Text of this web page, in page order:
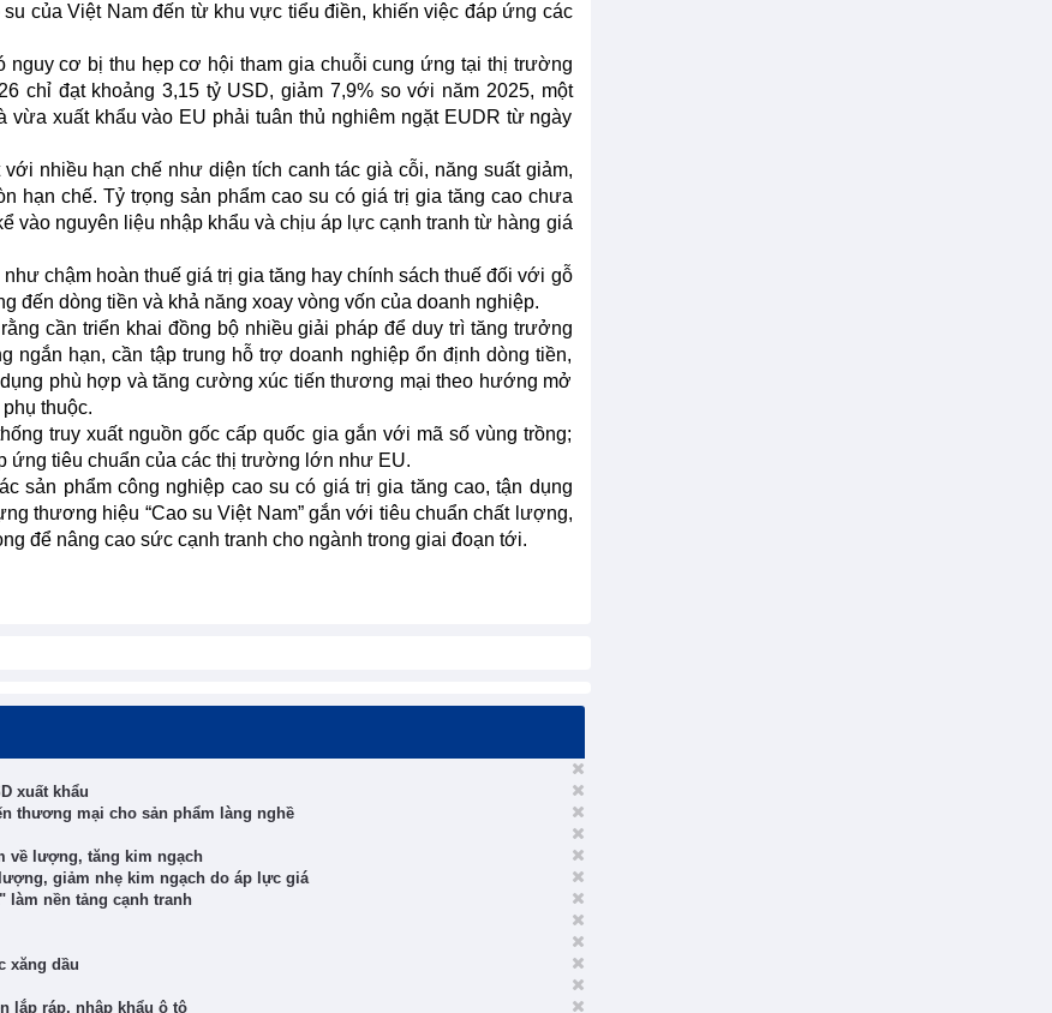
của Việt Nam đến từ khu vực tiểu điền, khiến việc đáp ứng các
nguy cơ bị thu hẹp cơ hội tham gia chuỗi cung ứng tại thị trường
chỉ đạt khoảng 3,15 tỷ USD, giảm 7,9% so với năm 2025, một
xuất khẩu vào EU phải tuân thủ nghiêm ngặt EUDR từ ngày
nhiều hạn chế như diện tích canh tác già cỗi, năng suất giảm,
hạn chế. Tỷ trọng sản phẩm cao su có giá trị gia tăng cao chưa
vào nguyên liệu nhập khẩu và chịu áp lực cạnh tranh từ hàng giá
chậm hoàn thuế giá trị gia tăng hay chính sách thuế đối với gỗ
đến dòng tiền và khả năng xoay vòng vốn của doanh nghiệp.
cần triển khai đồng bộ nhiều giải pháp để duy trì tăng trưởng
ngắn hạn, cần tập trung hỗ trợ doanh nghiệp ổn định dòng tiền,
phù hợp và tăng cường xúc tiến thương mại theo hướng mở
thuộc.
truy xuất nguồn gốc cấp quốc gia gắn với mã số vùng trồng;
ứng tiêu chuẩn của các thị trường lớn như EU.
sản phẩm công nghiệp cao su có giá trị gia tăng cao, tận dụng
thương hiệu “Cao su Việt Nam” gắn với tiêu chuẩn chất lượng,
để nâng cao sức cạnh tranh cho ngành trong giai đoạn tới.
xuất khẩu
thương mại cho sản phẩm làng nghề
về lượng, tăng kim ngạch
giảm nhẹ kim ngạch do áp lực giá
làm nền tảng cạnh tranh
xăng dầu
lắp ráp, nhập khẩu ô tô